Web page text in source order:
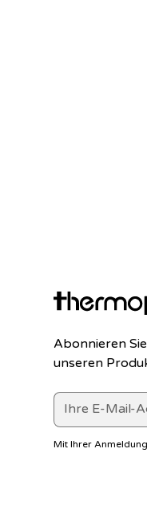
Abonnieren
unseren
Mit Ihrer